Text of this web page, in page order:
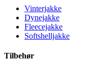
Vinterjakke
Dynejakke
Fleecejakke
Softshelljakke
Tilbehør